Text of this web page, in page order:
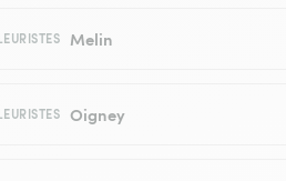
Melin
Oigney